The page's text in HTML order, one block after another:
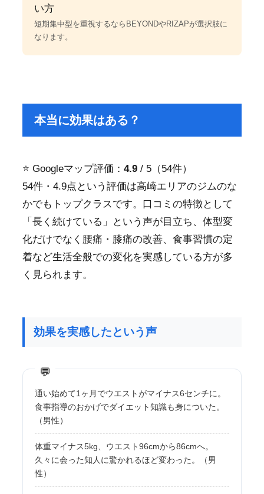
い方
短期集中型を重視するならBEYONDやRIZAPが選択肢に
なります。
本当に効果はある？
⭐ Googleマップ評価： 4.9/ 5（54件）
54件・4.9点という評価は高崎エリアのジムのな
かでもトップクラスです。口コミの特徴として
「長く続けている」という声が目立ち、体型変
化だけでなく腰痛・膝痛の改善、食事習慣の定
着など生活全般での変化を実感している方が多
く見られます。
効果を実感したという声
通い始めて1ヶ月でウエストがマイナス6センチに。
食事指導のおかげでダイエット知識も身についた。
（男性）
体重マイナス5kg、ウエスト96cmから86cmへ。
久々に会った知人に驚かれるほど変わった。（男
性）